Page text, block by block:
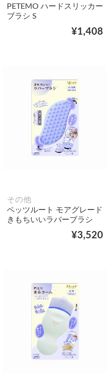
PETEMO ハードスリッカー
ブラシ S
¥1,408
その他
ペッツルート モアグレード
きもちいいラバーブラシ
¥3,520